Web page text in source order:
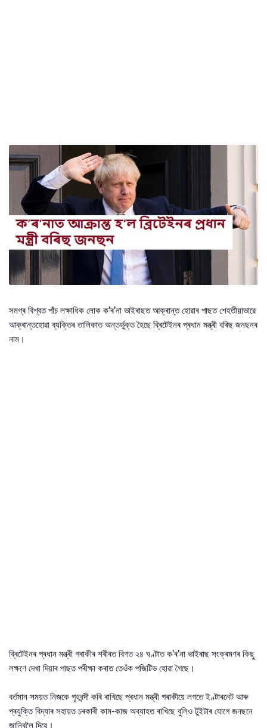
সমগ্ৰ বিশ্বত পাঁচ লক্ষাধিক লোক ক’ৰ’না ভাইৰাছত আক্ৰান্ত হোৱাৰ পাছত শেহতীয়াভাৱে
আক্ৰান্তহোৱা ব্যক্তিৰ তালিকাত অন্তৰ্ভুক্ত হৈছে ব্ৰিটেইনৰ প্ৰধান মন্ত্ৰী বৰিছ জনছনৰ
নাম।
ব্ৰিটেইনৰ প্ৰধান মন্ত্ৰী গৰাকীৰ শৰীৰত বিগত ২৪ ঘণ্টাত ক’ৰ’না ভাইৰাছ সংক্ৰমণৰ কিছু
লক্ষণে দেখা দিয়াৰ পাছত পৰীক্ষা কৰাত তেওঁক পজিটিভ হোৱা গৈছে।
বৰ্তমান সময়ত নিজকে গৃহবন্দী কৰি ৰাখিছে প্ৰধান মন্ত্ৰী গৰাকীয়ে লগতে ইণ্টাৰনেট আৰু
প্ৰযুক্তি বিদ্যাৰ সহায়ত চৰকাৰী কাম-কাজ অব্যাহত ৰাখিছে বুলিও টুইটাৰ যোগে জনছনে
জানিবলৈ দিয়ে।